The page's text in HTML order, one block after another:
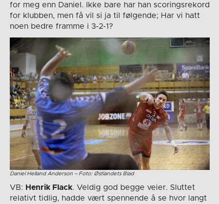
for meg enn Daniel. Ikke bare har han scoringsrekord
for klubben, men få vil si ja til følgende; Har vi hatt
noen bedre framme i 3-2-1?
Daniel Helland Anderson – Foto: Østlandets Blad
VB: Henrik Flack. Veldig god begge veier. Sluttet
relativt tidlig, hadde vært spennende å se hvor langt